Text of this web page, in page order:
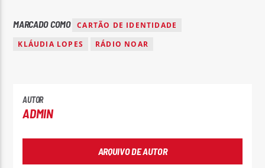
MARCADO COMO
CARTÃO DE IDENTIDADE
KLÁUDIA LOPES
RÁDIO NOAR
AUTOR
ADMIN
ARQUIVO DE AUTOR